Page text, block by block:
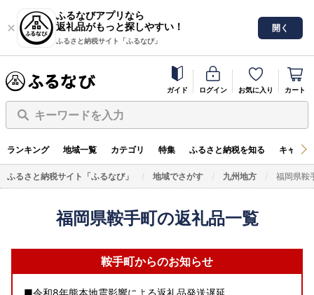
ふるなびアプリなら
返礼品がもっと探しやすい！
ふるさと納税サイト「ふるなび」
開く
ガイド ログイン お気に入り カート
キーワードを入力
ランキング 地域一覧 カテゴリ 特集 ふるさと納税を知る キャン
ふるさと納税サイト「ふるなび」 地域でさがす 九州地方 福岡県鞍
福岡県鞍手町の返礼品一覧
鞍手町からのお知らせ
■令和8年熊本地震影響による返礼品発送遅延